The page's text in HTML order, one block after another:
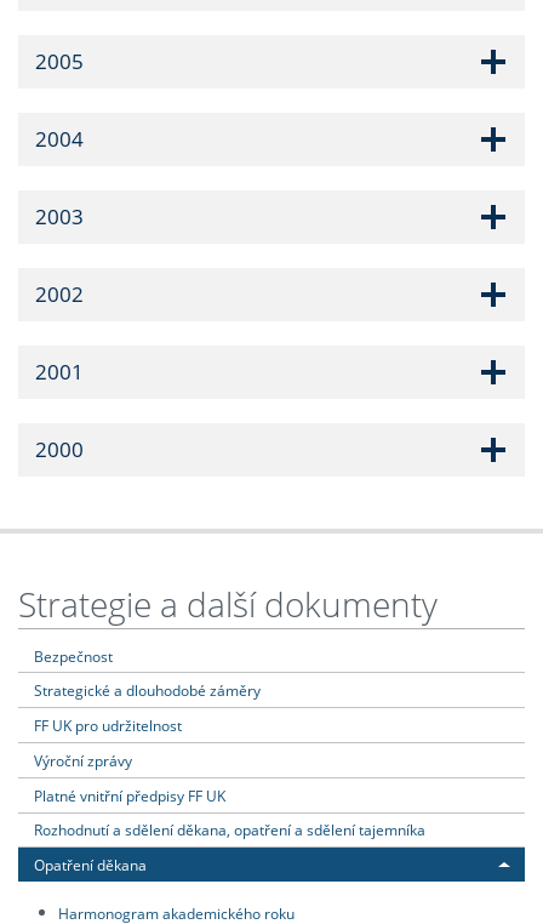
2005
2004
2003
2002
2001
2000
Strategie a další dokumenty
Bezpečnost
Strategické a dlouhodobé záměry
FF UK pro udržitelnost
Výroční zprávy
Platné vnitřní předpisy FF UK
Rozhodnutí a sdělení děkana, opatření a sdělení tajemníka
Opatření děkana
Harmonogram akademického roku